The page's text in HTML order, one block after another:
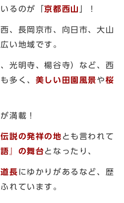
るのが「京都西山 」！
、長岡京市、向日市、大山
い地域です。
光明寺、楊谷寺）など、西
多く、 美しい田園風景や桜
満載！
説の発祥の地 とも言われて
語』の舞台となったり、
長 にゆかりがあるなど、歴
れています。